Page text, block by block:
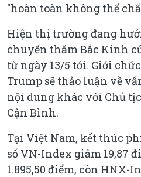
"hoàn toàn không thể
Hiện thị trường đang
chuyến thăm Bắc Kinh
từ ngày 13/5 tới. Giới
Trump sẽ thảo luận về
nội dung khác với Chủ
Cận Bình.
Tại Việt Nam, kết thúc
số VN-Index giảm 19,87
1.895,50 điểm, còn HNX-